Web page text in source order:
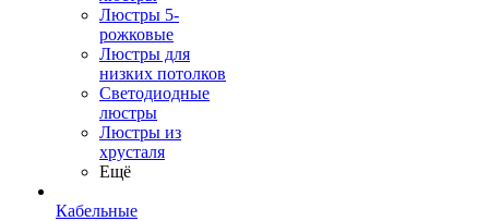
Люстры 5-
рожковые
Люстры для
низких потолков
Cветодиодные
люстры
Люстры из
хрусталя
Ещё
Кабельные